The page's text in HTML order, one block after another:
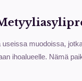
muodoissa,
ihoalueelle. Nämä